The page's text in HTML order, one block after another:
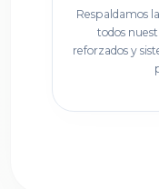
Respaldamos
todos
reforzados y